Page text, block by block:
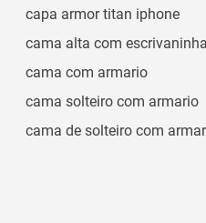
capa armor titan iphone
cama alta com
cama com armario
cama solteiro com armario
cama de solteiro com